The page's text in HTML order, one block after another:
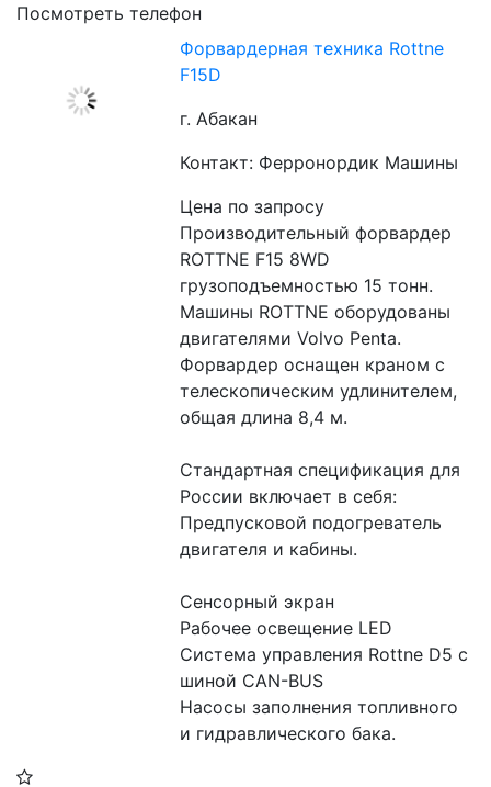
Посмотреть телефон
Форвардерная техника Rottne
F15D
г. Абакан
Контакт: Ферронордик Машины
Цена по запросу
Производительный форвардер
ROTTNE F15 8WD
грузоподъемностью 15 тонн.
Машины ROTTNE оборудованы
двигателями Volvo Penta.
Форвардер оснащен краном с
телескопическим удлинителем,
общая длина 8,4 м.
Стандартная спецификация для
России включает в себя:
Предпусковой подогреватель
двигателя и кабины.
Сенсорный экран
Рабочее освещение LED
Система управления Rottne D5 c
шиной CAN-BUS
Насосы заполнения топливного
и гидравлического бака.